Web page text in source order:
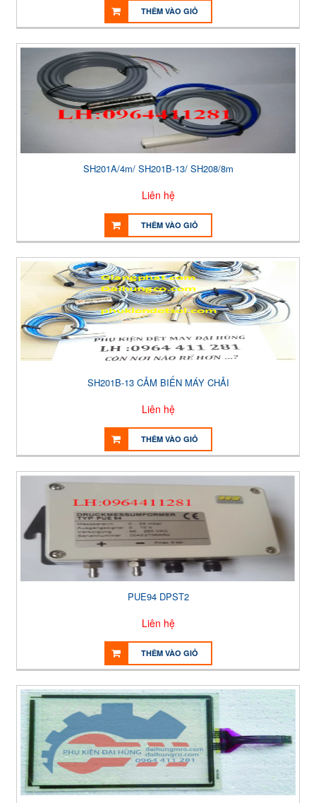
THÊM VÀO GIỎ
SH201A/4m/ SH201B-13/ SH208/8m
Liên hệ
THÊM VÀO GIỎ
SH201B-13 CẢM BIẾN MÁY CHẢI
Liên hệ
THÊM VÀO GIỎ
PUE94 DPST2
Liên hệ
THÊM VÀO GIỎ